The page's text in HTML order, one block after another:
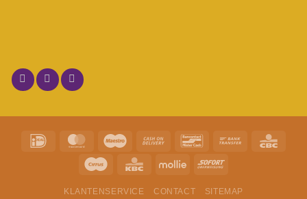
KLANTENSERVICE CONTACT SITEMAP